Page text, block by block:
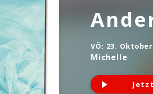
VÖ: 23.
Michelle